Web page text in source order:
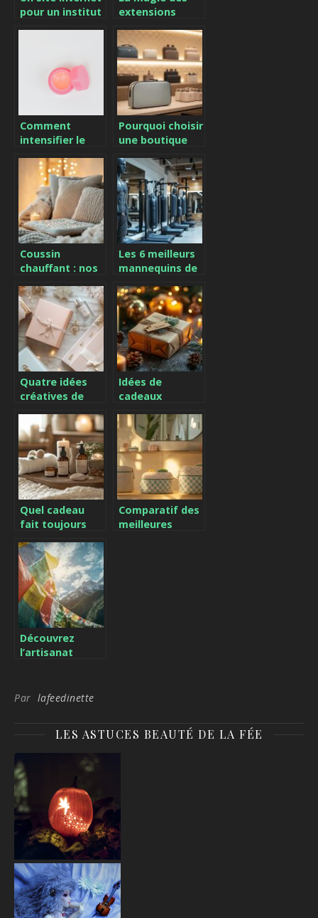
pour un institut
extensions
revolution pour
votre coiffure
Comment
intensifier le
Pourquoi choisir
une boutique
trouver la
trousse de
toilette idéale
Coussin
chauffant : nos
comparatifs
pour 2024 – Les
bonnes
pratiques
d’utilisation
Les 6 meilleurs
mannequins de
pour
perfectionner
votre
entraînement
en MMA
Quatre idées
créatives de
personnalisés
pour émerveiller
vos proches
Idées de
cadeaux
pour Noël qui
surprendront
vos proches
Quel cadeau
fait toujours
personnalisation
?
Comparatif des
meilleures
Découvrez
l’artisanat
drapeaux de
Par lafeedinette
LES ASTUCES BEAUTÉ DE LA FÉE